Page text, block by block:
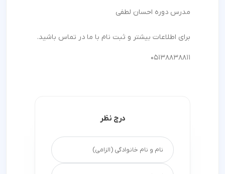
مدرس دوره احسان لطفی
برای اطلاعات بیشتر و ثبت نام با ما در تماس باشید.
۰۵۱۳۸۸۳۸۸۱۱
درج نظر